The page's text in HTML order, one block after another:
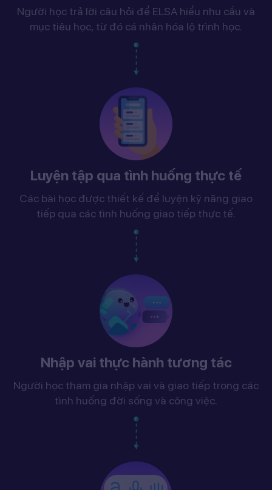
Người học trả lời câu hỏi để ELSA hiểu nhu cầu và
mục tiêu học, từ đó cá nhân hóa lộ trình học.
Luyện tập qua tình huống thực tế
Các bài học được thiết kế để luyện kỹ năng giao
tiếp qua các tình huống giao tiếp thực tế.
Nhập vai thực hành tương tác
Người học tham gia nhập vai và giao tiếp trong các
tình huống đời sống và công việc.